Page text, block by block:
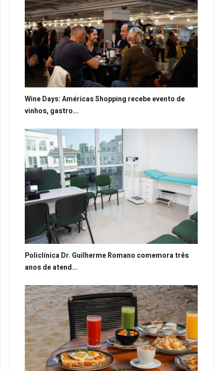
Wine Days: Américas Shopping recebe evento de
vinhos, gastro...
Policlínica Dr. Guilherme Romano comemora três
anos de atend...